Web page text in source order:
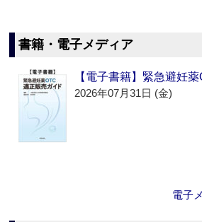
書籍・電子メディア
【電子書籍】緊急避妊
2026年07月31日 (金)
電子